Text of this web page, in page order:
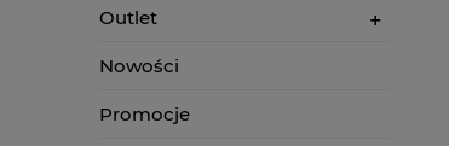
Outlet
Nowości
Promocje